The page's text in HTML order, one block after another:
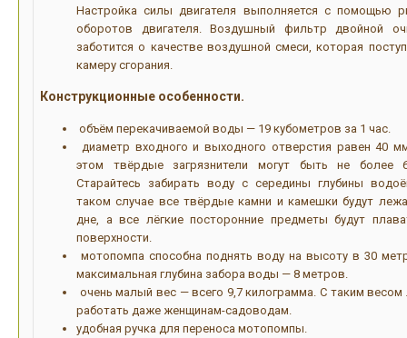
Настройка силы двигателя выполняется с помощью
оборотов двигателя. Воздушный фильтр двойной
заботится о качестве воздушной смеси, которая
камеру сгорания.
Конструкционные особенности.
объём перекачиваемой воды — 19 кубометров за 1 час.
диаметр входного и выходного отверстия равен 40
этом твёрдые загрязнители могут быть не более
Старайтесь забирать воду с середины глубины
таком случае все твёрдые камни и камешки будут
дне, а все лёгкие посторонние предметы будут
поверхности.
мотопомпа способна поднять воду на высоту в 30
максимальная глубина забора воды — 8 метров.
очень малый вес — всего 9,7 килограмма. С таким весом
работать даже женщинам-садоводам.
удобная ручка для переноса мотопомпы.